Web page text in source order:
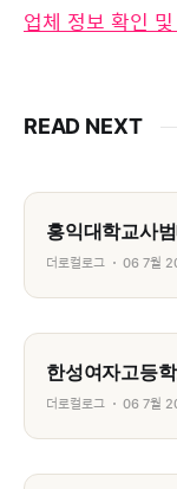
업체 정보 확인 및
READ NEXT
홍익대학교사
더로컬로그 06 7월
한성여자고등
더로컬로그 06 7월